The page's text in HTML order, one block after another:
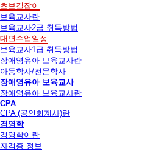
초보길잡이
보육교사란
보육교사2급 취득방법
대면수업일정
보육교사1급 취득방법
장애영유아 보육교사란
아동학사/전문학사
장애영유아 보육교사
장애영유아 보육교사란
CPA
CPA (공인회계사)란
경영학
경영학이란
자격증 정보